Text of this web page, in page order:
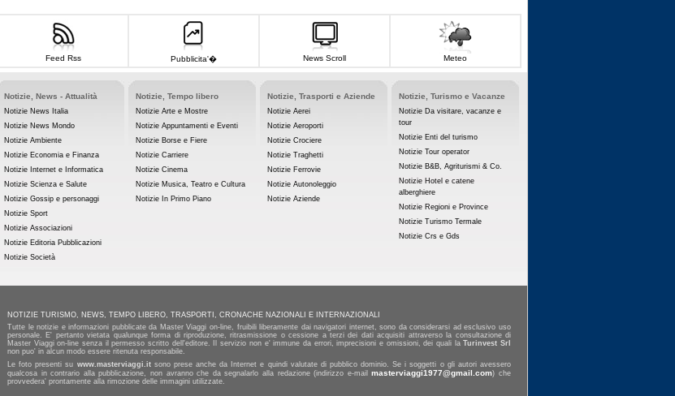
Feed Rss Pubblicita'� News Scroll Meteo
Notizie, News - Attualità
Notizie News Italia
Notizie News Mondo
Notizie Ambiente
Notizie Economia e Finanza
Notizie Internet e Informatica
Notizie Scienza e Salute
Notizie Gossip e personaggi
Notizie Sport
Notizie Associazioni
Notizie Editoria Pubblicazioni
Notizie Società
Notizie, Tempo libero
Notizie Arte e Mostre
Notizie Appuntamenti e Eventi
Notizie Borse e Fiere
Notizie Carriere
Notizie Cinema
Notizie Musica, Teatro e Cultura
Notizie In Primo Piano
Notizie, Trasporti e Aziende
Notizie Aerei
Notizie Aeroporti
Notizie Crociere
Notizie Traghetti
Notizie Ferrovie
Notizie Autonoleggio
Notizie Aziende
Notizie, Turismo e Vacanze
Notizie Da visitare, vacanze e
tour
Notizie Enti del turismo
Notizie Tour operator
Notizie B&B, Agriturismi & Co.
Notizie Hotel e catene
alberghiere
Notizie Regioni e Province
Notizie Turismo Termale
Notizie Crs e Gds
NOTIZIE TURISMO, NEWS, TEMPO LIBERO, TRASPORTI, CRONACHE NAZIONALI E INTERNAZIONALI
Tutte le notizie e informazioni pubblicate da Master Viaggi on-line, fruibili liberamente dai navigatori internet, sono da considerarsi ad esclusivo uso
personale. E' pertanto vietata qualunque forma di riproduzione, ritrasmissione o cessione a terzi dei dati acquisiti attraverso la consultazione di
Master Viaggi on-line senza il permesso scritto dell'editore. Il servizio non e' immune da errori, imprecisioni e omissioni, dei quali laTurinvest Srl
non puo' in alcun modo essere ritenuta responsabile.
Le foto presenti su www.masterviaggi.itsono prese anche da Internet e quindi valutate di pubblico dominio. Se i soggetti o gli autori avessero
qualcosa in contrario alla pubblicazione, non avranno che da segnalarlo alla redazione (indirizzo e-mailmasterviaggi1977@gmail.com) che
provvedera' prontamente alla rimozione delle immagini utilizzate.